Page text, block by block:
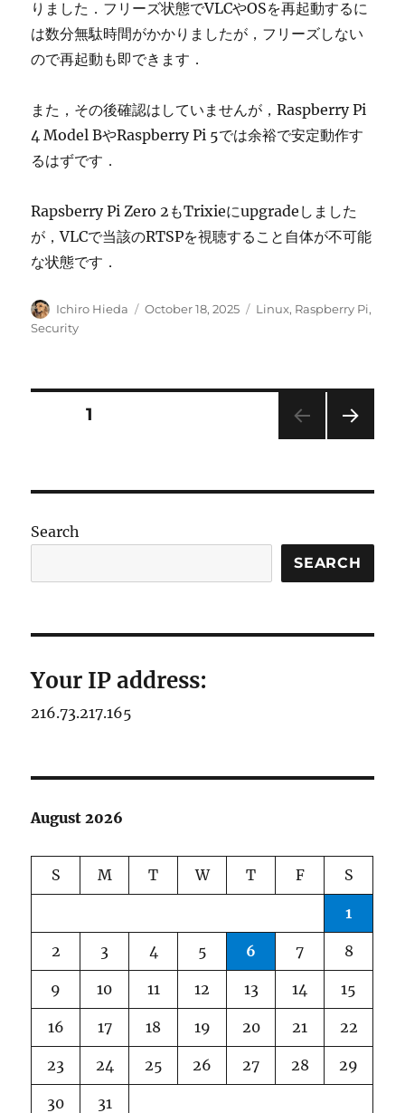
りました．フリーズ状態でVLCやOSを再起動するに
は数分無駄時間がかかりましたが，フリーズしない
ので再起動も即できます．
また，その後確認はしていませんが，Raspberry Pi
4 Model BやRaspberry Pi 5では余裕で安定動作す
るはずです．
Rapsberry Pi Zero 2もTrixieにupgradeしました
が，VLCで当該のRTSPを視聴すること自体が不可能
な状態です．
Author
Ichiro Hieda
Posted
October 18, 2025 Categories
Linux, Raspberry Pi,
Security
Posts
PAGE1
Search
SEARCH
Your IP address:
216.73.217.165
August 2026
S M T W T F S
1
2 3 4 5 6 7 8
9 10 11 12 13 14 15
16 17 18 19 20 21 22
23 24 25 26 27 28 29
30 31